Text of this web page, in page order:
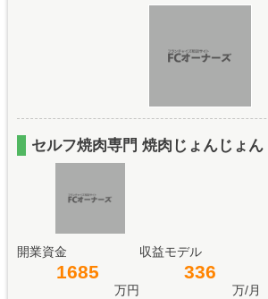
セルフ焼肉専門 焼肉じょんじょん
開業資金
1685
万円
収益モデル
336
万/月